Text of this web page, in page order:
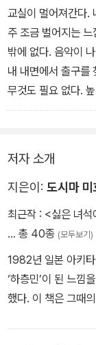
성적도 외모도 다
춘들이다. 그들에겐
아보면 특별하기만
기 때문이다.
교실이 멀어져간다.
주 조금 벌어지는
밖에 없다. 음악이
내 내면에서 출구를
무것도 필요 없다.
수 없는 친구도, 화
사토는 작은 별들을
이들에게 사토라는
나는 어떻게든 순서
해야 좋을지 몰랐다.
“초경이 한 번 더 온
저자 소개
지은이: 도시마 미
최근작 : <싫은 녀석
… 총 40종 (모두보기)
1982년 일본 아키
‘하층민’이 된 느낌
했다. 이 책은 그때